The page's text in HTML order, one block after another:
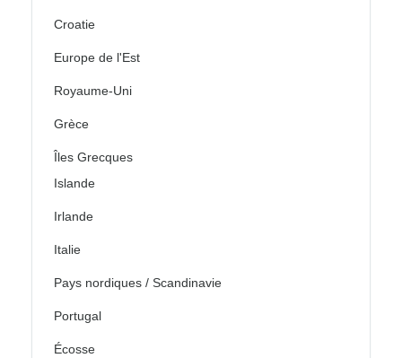
Croatie
Europe de l'Est
Royaume-Uni
Grèce
Îles Grecques
Islande
Irlande
Italie
Pays nordiques / Scandinavie
Portugal
Écosse